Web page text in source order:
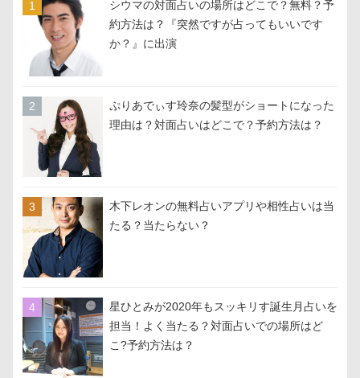
シウマの対面占いの場所はどこで？無料？予
約方法は？『突然ですが占ってもいいです
か？』に出演
ぷりあでぃす玲奈の髪型がショートになった
理由は？対面占いはどこで？予約方法は？
木下レオンの無料占いアプリや相性占いは当
たる？当たらない？
星ひとみが2020年もスッキリす誕生月占いを
担当！よく当たる？対面占いでの場所はど
こ?予約方法は？